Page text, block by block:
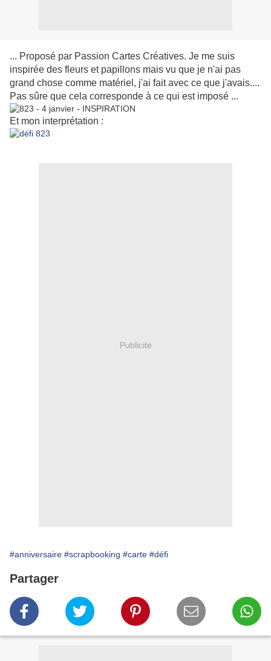
... Proposé par Passion Cartes Créatives. Je me suis
inspirée des fleurs et papillons mais vu que je n'ai pas
grand chose comme matériel, j'ai fait avec ce que j'avais....
Pas sûre que cela corresponde à ce qui est imposé ...
Et mon interprétation :
Publicité
#anniversaire #scrapbooking #carte #défi
Partager